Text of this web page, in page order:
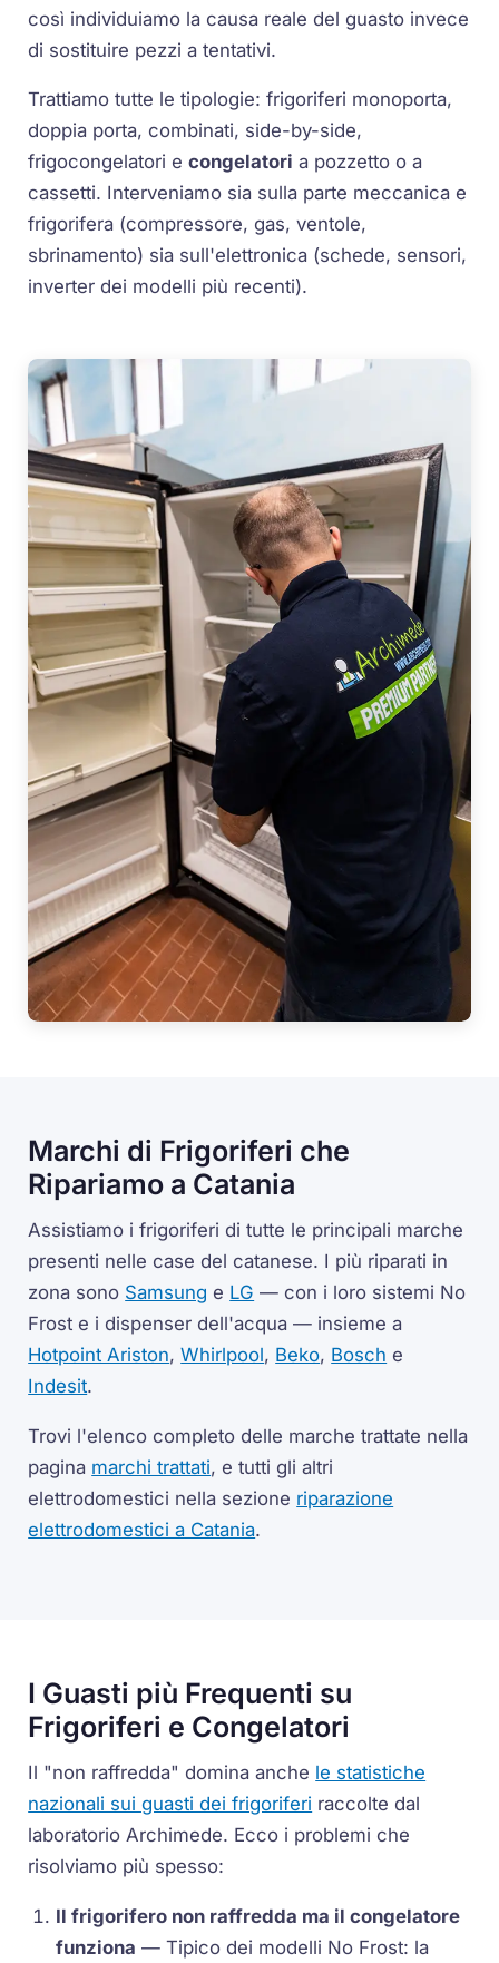
così individuiamo la causa reale del guasto invece
di sostituire pezzi a tentativi.
Trattiamo tutte le tipologie: frigoriferi monoporta,
doppia porta, combinati, side-by-side,
frigocongelatori econgelatori a pozzetto o a
cassetti. Interveniamo sia sulla parte meccanica e
frigorifera (compressore, gas, ventole,
sbrinamento) sia sull'elettronica (schede, sensori,
inverter dei modelli più recenti).
Marchi di Frigoriferi che
Ripariamo a Catania
Assistiamo i frigoriferi di tutte le principali marche
presenti nelle case del catanese. I più riparati in
zona sono Samsung e LG — con i loro sistemi No
Frost e i dispenser dell'acqua — insieme a
Hotpoint Ariston,Whirlpool, Beko, Bosch e
Indesit.
Trovi l'elenco completo delle marche trattate nella
pagina marchi trattati, e tutti gli altri
elettrodomestici nella sezione riparazione
elettrodomestici a Catania.
I Guasti più Frequenti su
Frigoriferi e Congelatori
Il "non raffredda" domina anche le statistiche
nazionali sui guasti dei frigoriferi raccolte dal
laboratorio Archimede. Ecco i problemi che
risolviamo più spesso:
Il frigorifero non raffredda ma il congelatore
funziona — Tipico dei modelli No Frost: la